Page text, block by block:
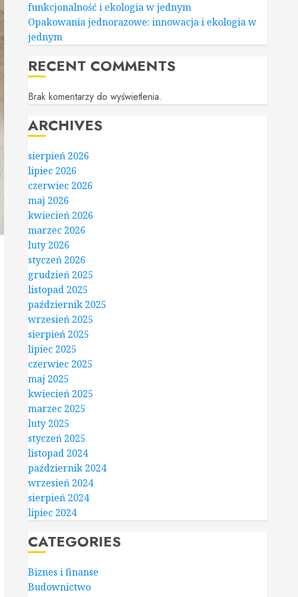
funkcjonalność i ekologia w jednym
Opakowania jednorazowe: innowacja i ekologia w
jednym
RECENT COMMENTS
Brak komentarzy do wyświetlenia.
ARCHIVES
sierpień 2026
lipiec 2026
czerwiec 2026
maj 2026
kwiecień 2026
marzec 2026
luty 2026
styczeń 2026
grudzień 2025
listopad 2025
październik 2025
wrzesień 2025
sierpień 2025
lipiec 2025
czerwiec 2025
maj 2025
kwiecień 2025
marzec 2025
luty 2025
styczeń 2025
listopad 2024
październik 2024
wrzesień 2024
sierpień 2024
lipiec 2024
CATEGORIES
Biznes i finanse
Budownictwo